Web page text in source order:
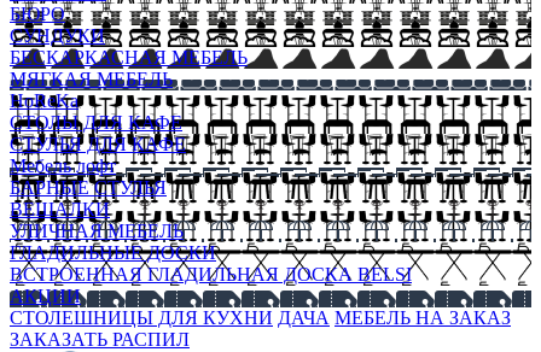
БЮРО
СУНДУКИ
БЕСКАРКАСНАЯ МЕБЕЛЬ
МЯГКАЯ МЕБЕЛЬ
HoReKa
СТОЛЫ ДЛЯ КАФЕ
СТУЛЬЯ ДЛЯ КАФЕ
Мебель лофт
БАРНЫЕ СТУЛЬЯ
ВЕШАЛКИ
УЛИЧНАЯ МЕБЕЛЬ
ГЛАДИЛЬНЫЕ ДОСКИ
ВСТРОЕННАЯ ГЛАДИЛЬНАЯ ДОСКА BELSI
АКЦИИ
СТОЛЕШНИЦЫ ДЛЯ КУХНИ ДАЧА МЕБЕЛЬ НА ЗАКАЗ
ЗАКАЗАТЬ РАСПИЛ